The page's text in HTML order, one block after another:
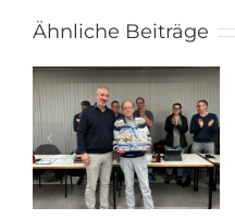
Ähnliche Beiträge